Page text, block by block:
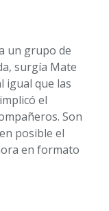
un grupo de
surgía Mate
igual que las
el
Son
posible el
en formato